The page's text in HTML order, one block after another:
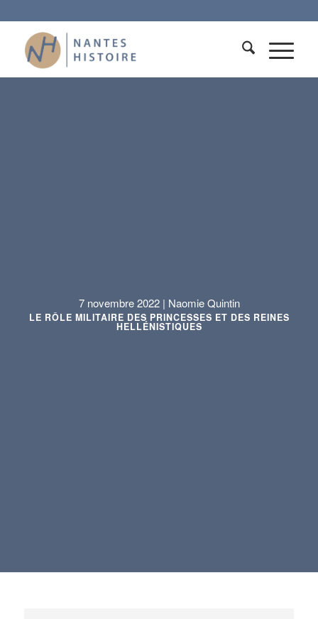
7 novembre 2022 | Naomie Quintin
LE RÔLE MILITAIRE DES PRINCESSES ET DES REINES
HELLÉNISTIQUES